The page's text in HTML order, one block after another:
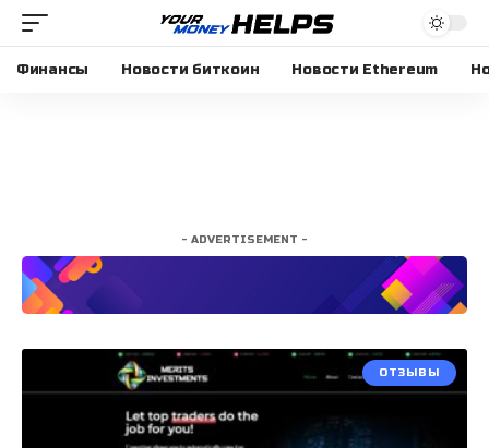
Финансы Новости биткоин Новости Ethereum
- ADVERTISEMENT -
ОТЗЫВЫ